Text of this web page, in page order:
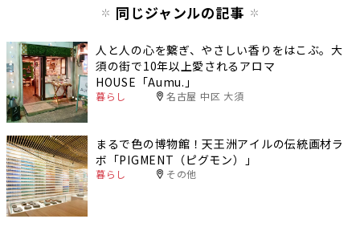
同じジャンルの記事
人と人の心を繋ぎ、やさしい香りをはこぶ。大
須の街で10年以上愛されるアロマ
HOUSE「Aumu.」
暮らし 名古屋 中区 大須
まるで色の博物館！天王洲アイルの伝統画材ラ
ボ「PIGMENT（ピグモン）」
暮らし その他